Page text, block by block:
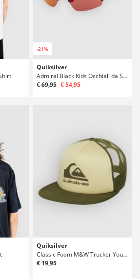
-21%
Quiksilver
Admiral Black Kids Occhiali da Sole
€ 69,95 € 54,95
Quiksilver
Classic Foam M&W Trucker Youth Kids Cappellino
€ 19,95